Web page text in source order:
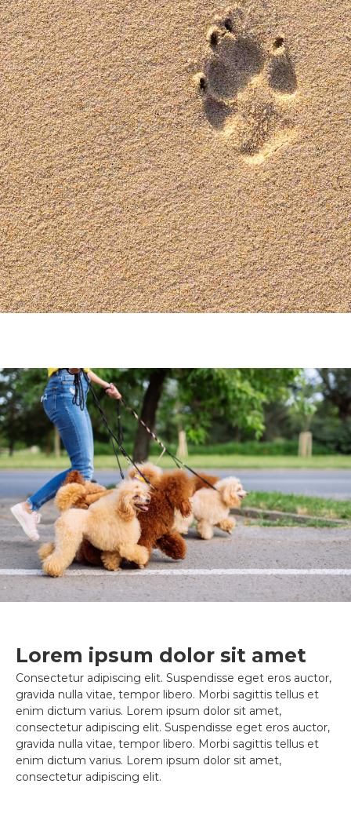
Lorem ipsum dolor sit amet
Consectetur adipiscing elit. Suspendisse eget eros auctor,
gravida nulla vitae, tempor libero. Morbi sagittis tellus et
enim dictum varius. Lorem ipsum dolor sit amet,
consectetur adipiscing elit. Suspendisse eget eros auctor,
gravida nulla vitae, tempor libero. Morbi sagittis tellus et
enim dictum varius. Lorem ipsum dolor sit amet,
consectetur adipiscing elit.